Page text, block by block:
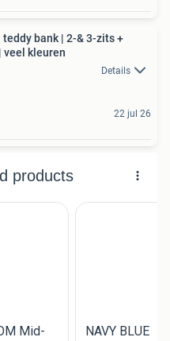
teddy bank | 2-& 3-zits +
veel kleuren
Details
22 jul 26